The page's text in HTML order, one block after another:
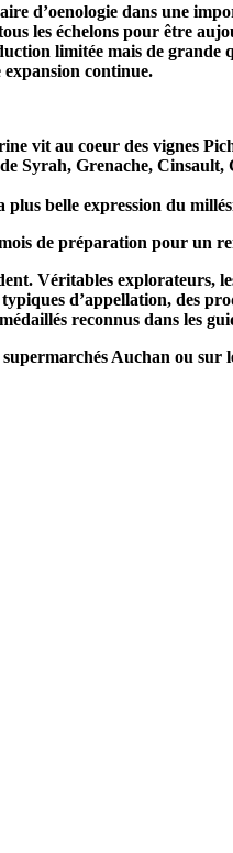
d’oenologie dans une
les échelons pour être
limitée mais de
continue.
vit au coeur des vignes
Syrah, Grenache,
belle expression du
de préparation pour un
Véritables explorateurs,
d’appellation, des
reconnus dans les
Auchan ou sur